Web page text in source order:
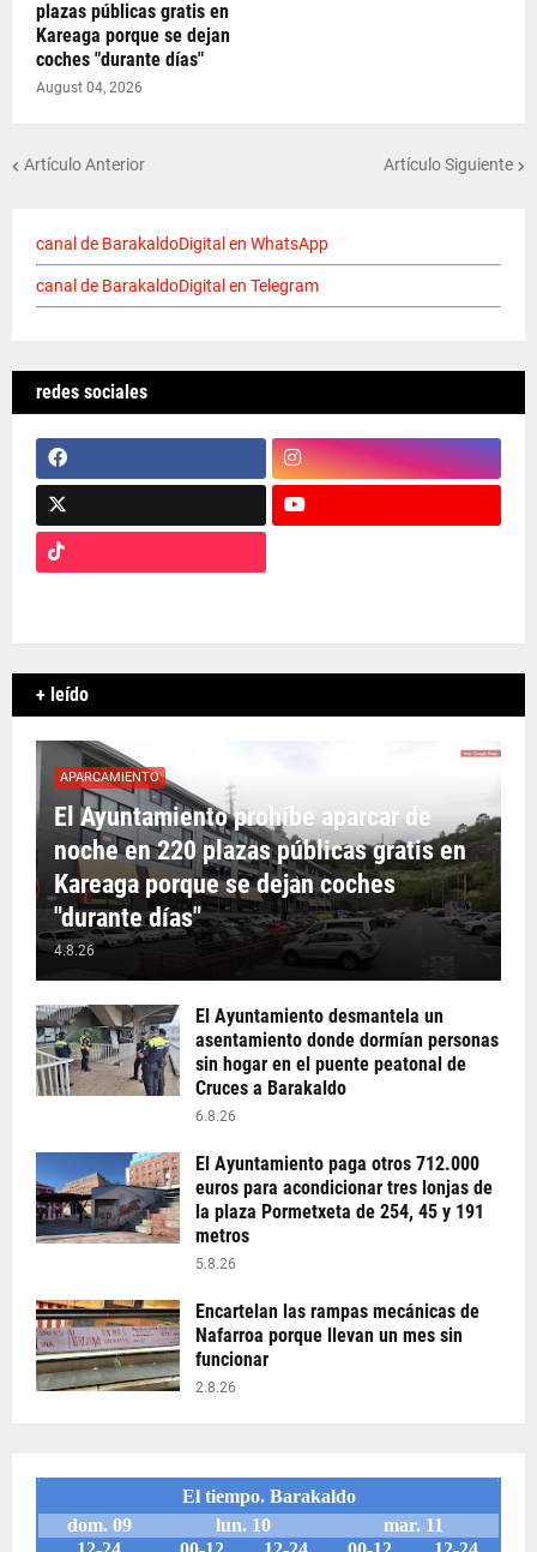
plazas públicas gratis en
Kareaga porque se dejan
coches "durante días"
August 04, 2026
Artículo Anterior Artículo Siguiente
canal de BarakaldoDigital en WhatsApp
canal de BarakaldoDigital en Telegram
redes sociales
+ leído
APARCAMIENTO
El Ayuntamiento prohíbe aparcar de
noche en 220 plazas públicas gratis en
Kareaga porque se dejan coches
"durante días"
4.8.26
El Ayuntamiento desmantela un
asentamiento donde dormían personas
sin hogar en el puente peatonal de
Cruces a Barakaldo
6.8.26
El Ayuntamiento paga otros 712.000
euros para acondicionar tres lonjas de
la plaza Pormetxeta de 254, 45 y 191
metros
5.8.26
Encartelan las rampas mecánicas de
Nafarroa porque llevan un mes sin
funcionar
2.8.26